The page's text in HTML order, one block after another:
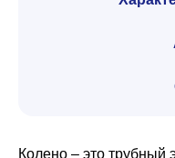
Колено – это трубный